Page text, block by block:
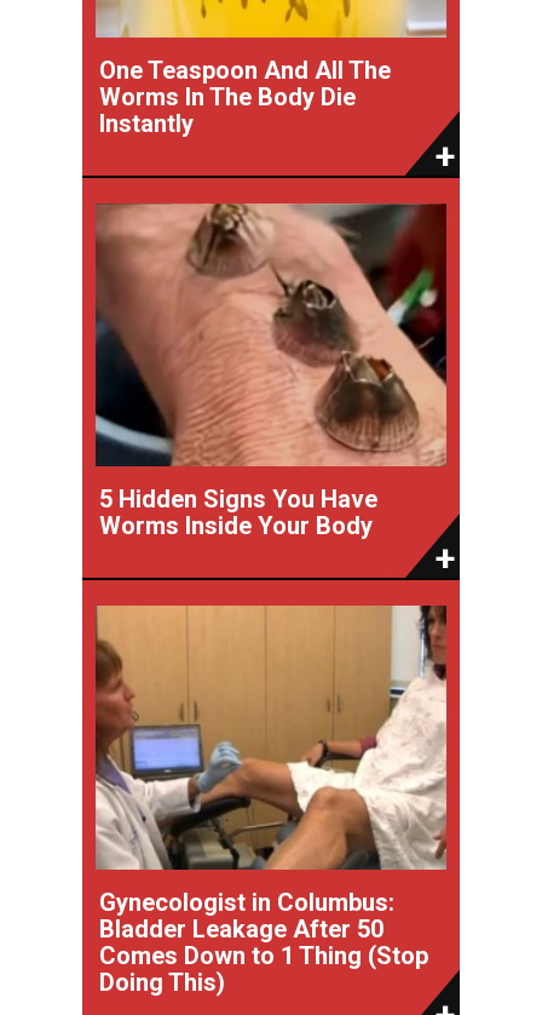
One Teaspoon And All The
Worms In The Body Die
Instantly
5 Hidden Signs You Have
Worms Inside Your Body
Gynecologist in Columbus:
Bladder Leakage After 50
Comes Down to 1 Thing (Stop
Doing This)